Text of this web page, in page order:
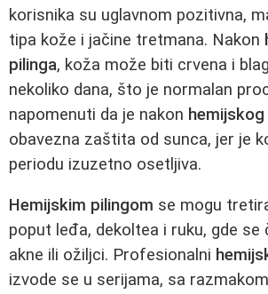
korisnika su uglavnom pozitivna,
tipa kože i jačine tretmana. Nakon
pilinga, koža može biti crvena i
nekoliko dana, što je normalan
napomenuti da je nakon
obavezna zaštita od sunca, jer je
periodu izuzetno osetljiva.
Hemijskim pilingom se mogu
poput leđa, dekoltea i ruku, gde se
akne ili ožiljci. Profesionalni
izvode se u serijama, sa